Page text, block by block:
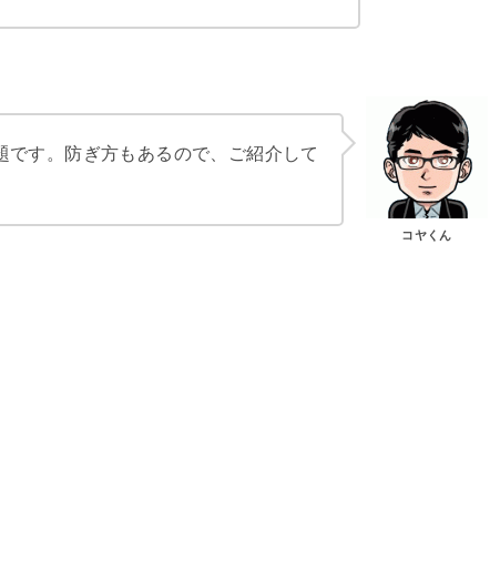
です。防ぎ方もあるので、ご紹介して
コヤくん